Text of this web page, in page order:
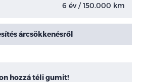
6 év / 150.000 km
árcsökkenésről
hozzá téli gumit!